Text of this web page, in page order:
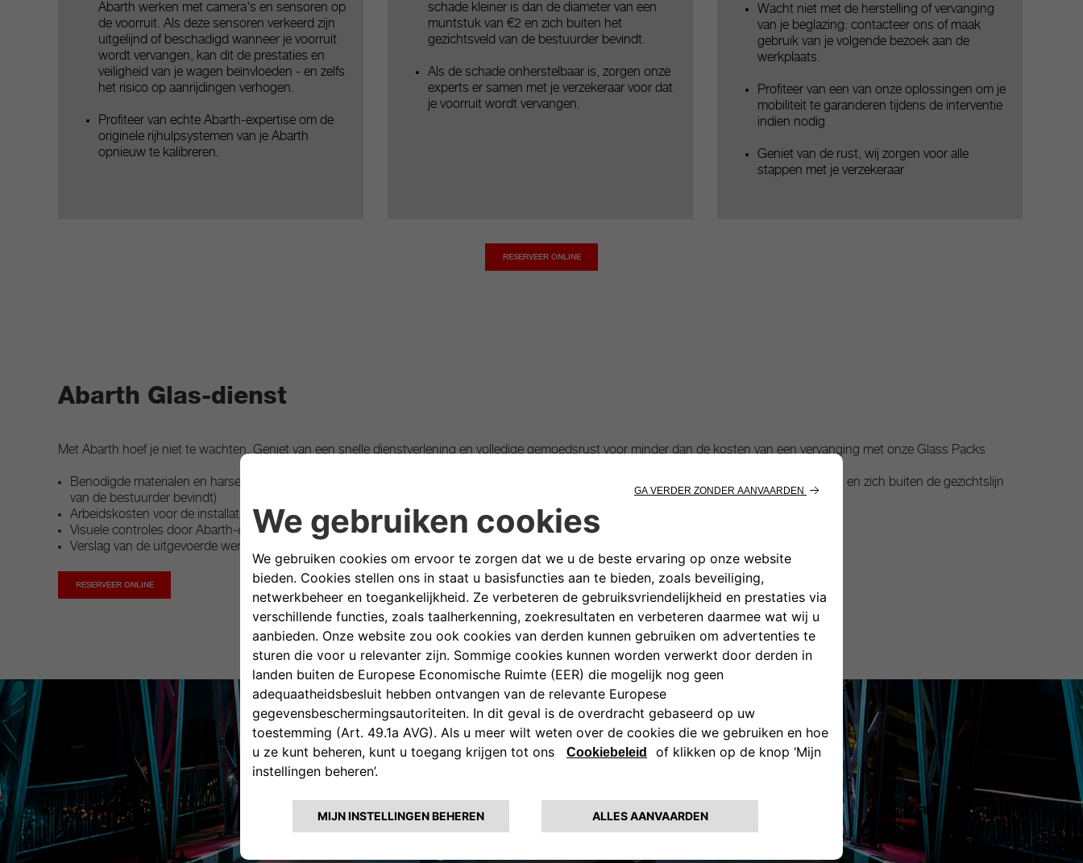
Abarth werken met camera's en sensoren op
de voorruit. Als deze sensoren verkeerd zijn
uitgelijnd of beschadigd wanneer je voorruit
wordt vervangen, kan dit de prestaties en
veiligheid van je wagen beïnvloeden - en zelfs
het risico op aanrijdingen verhogen.
Profiteer van echte Abarth-expertise om de
originele rijhulpsystemen van je Abarth
opnieuw te kalibreren.
schade kleiner is dan de diameter van een
muntstuk van €2 en zich buiten het
gezichtsveld van de bestuurder bevindt.
Als de schade onherstelbaar is, zorgen onze
experts er samen met je verzekeraar voor dat
je voorruit wordt vervangen.
Wacht niet met de herstelling of vervanging
van je beglazing: contacteer ons of maak
gebruik van je volgende bezoek aan de
werkplaats.
Profiteer van een van onze oplossingen om je
mobiliteit te garanderen tijdens de interventie
indien nodig
Geniet van de rust, wij zorgen voor alle
stappen met je verzekeraar
RESERVEER ONLINE
Abarth Glas-dienst
Met Abarth hoef je niet te wachten. Geniet van een snelle dienstverlening en volledige gemoedsrust voor minder dan de kosten van een vervanging met onze Glass Packs
Benodigde materialen en harsen om de voorruit te herstellen (in het geval van schade die kleiner is dan de diameter van een muntstuk van € 2 en zich buiten de gezichtslijn
van de bestuurder bevindt)
Arbeidskosten voor de installatie
Visuele controles door Abarth-experts
Verslag van de uitgevoerde werkzaamheden
RESERVEER ONLINE